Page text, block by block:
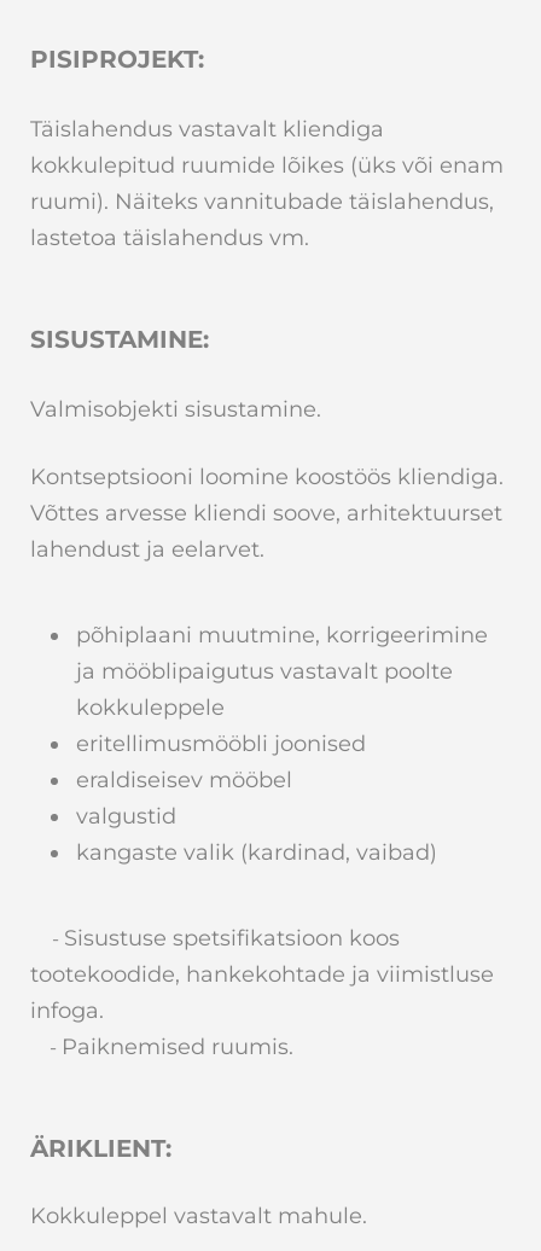
PISIPROJEKT:
Täislahendus vastavalt kliendiga
kokkulepitud ruumide lõikes (üks või enam
ruumi). Näiteks vannitubade täislahendus,
lastetoa täislahendus vm.
SISUSTAMINE:
Valmisobjekti sisustamine.
Kontseptsiooni loomine koostöös kliendiga.
Võttes arvesse kliendi soove, arhitektuurset
lahendust ja eelarvet.
põhiplaani muutmine, korrigeerimine
ja mööblipaigutus vastavalt poolte
kokkuleppele
eritellimusmööbli joonised
eraldiseisev mööbel
valgustid
kangaste valik (kardinad, vaibad)
- Sisustuse spetsifikatsioon koos
tootekoodide, hankekohtade ja viimistluse
infoga.
- Paiknemised ruumis.
ÄRIKLIENT:
Kokkuleppel vastavalt mahule.